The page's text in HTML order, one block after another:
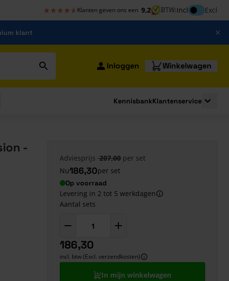
★★★★★
★★★★★ Klanten geven ons een 9,2 BTW:InclInclusief btw
Excl
klant
Inloggen Winkelwagen
submenu for Bouwshop
KennisbankKlantenservice
-
Adviesprijs 207,00 per set
Nu186,30per set
Op voorraad
Levering in 2 tot 5 werkdagen
Aantal sets
186,30
incl. btw (Excl. verzendkosten)
In mijn winkelwagen